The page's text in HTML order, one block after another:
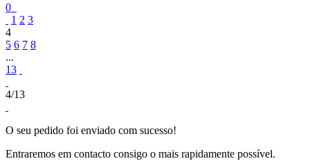
0
1 2 3
4
5 6 7 8
...
13
4/13
O seu pedido foi enviado com sucesso!
Entraremos em contacto consigo o mais rapidamente possível.